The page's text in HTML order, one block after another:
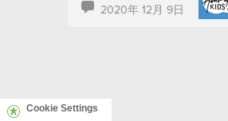
2020年 12月 9日
Cookie Settings